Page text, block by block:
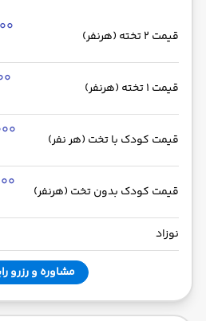
قیمت 2 تخته (هرنفر)
قیمت 1 تخته (هرنفر)
قیمت کودک با تخت (هر نفر)
قیمت کودک بدون تخت (هرنفر)
نوزاد
مشاوره و رزرو